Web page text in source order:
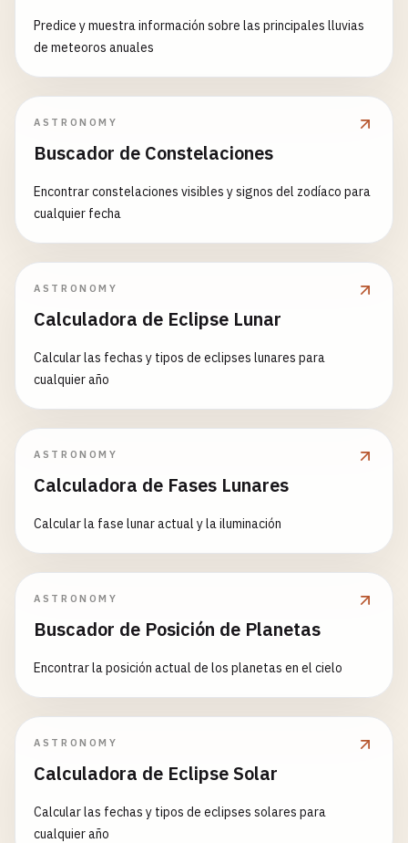
Predice y muestra información sobre las principales lluvias
de meteoros anuales
ASTRONOMY
Buscador de Constelaciones
Encontrar constelaciones visibles y signos del zodíaco para
cualquier fecha
ASTRONOMY
Calculadora de Eclipse Lunar
Calcular las fechas y tipos de eclipses lunares para
cualquier año
ASTRONOMY
Calculadora de Fases Lunares
Calcular la fase lunar actual y la iluminación
ASTRONOMY
Buscador de Posición de Planetas
Encontrar la posición actual de los planetas en el cielo
ASTRONOMY
Calculadora de Eclipse Solar
Calcular las fechas y tipos de eclipses solares para
cualquier año